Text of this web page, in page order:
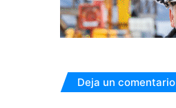
Deja un comentario